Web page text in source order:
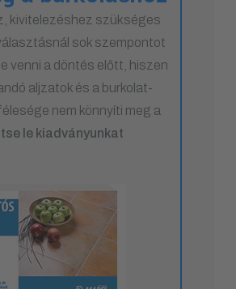
kivitelezéshez szükséges
sok szempontot
venni a döntés előtt, hiszen
aljzatok és a burkolat-
nem könnyíti meg a
le kiadványunkat